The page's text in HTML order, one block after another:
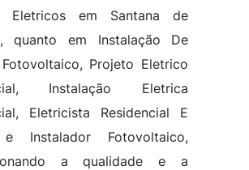
Eletricos em Santana de
quanto em Instalação De
Projeto Eletrico
Instalação Eletrica
Eletricista Residencial E
Instalador Fotovoltaico,
a qualidade e a